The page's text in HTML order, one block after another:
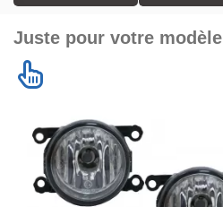
Juste pour votre modèle